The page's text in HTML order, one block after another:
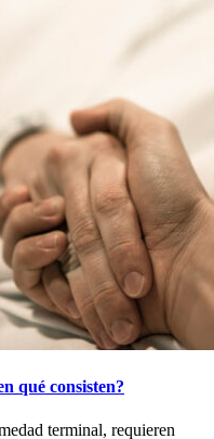
qué consisten?
terminal, requieren